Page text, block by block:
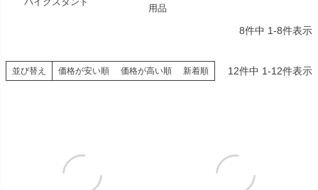
バイクスタンド
用品
8件中 1-8件表示
並び替え 価格が安い順 価格が高い順 新着順 12件中 1-12件表示